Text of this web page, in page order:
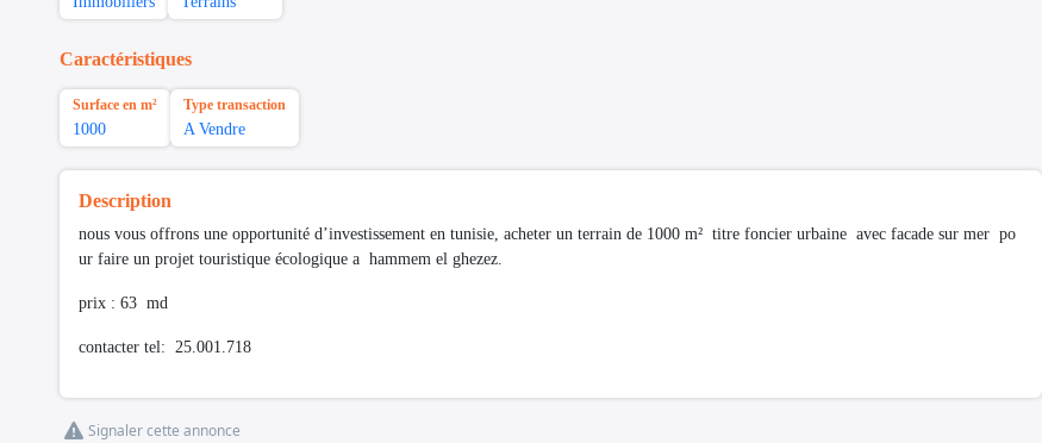
Caractéristiques
Surface en m²
1000
Type transaction
A Vendre
Description
nous vous offrons une opportunité d’investissement en tunisie, acheter un terrain de 1000 m² titre foncier urbaine avec facade sur mer po
ur faire un projet touristique écologique a hammem el ghezez.
prix : 63 md
contacter tel: 25.001.718
Signaler cette annonce